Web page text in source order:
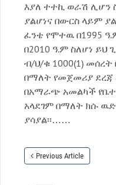
እያለ ተተኪ ወራሽ ሊሆን
ያልሆነና በውርስ ላይም
ፈንቴ የሞተዉ በ1995
በ2010 ዓ.ም ስለሆነ
ብ/ህ/ቁ 1000(1)
በማለት የመጀመሪያ
በአማራጭ አመልካች
አላደገም በማለት ክሱ
ያሳያል፡፡……
Previous Article